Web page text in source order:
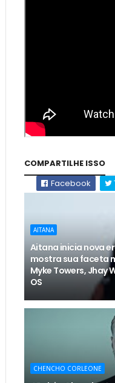
COMPARTILHE ISSO
Facebook
AITANA
Aitana inicia nova
mostra sua faceta
Myke Towers, Jhay
OS
CHENCHO CORLEONE